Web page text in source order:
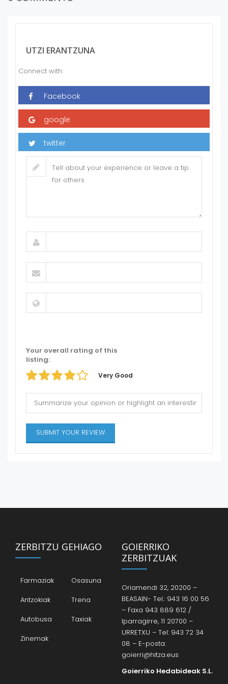
UTZI ERANTZUNA
Connect with:
Your overall rating of this
listing:
Very Good
ZERBITZU GEHIAGO
Farmaziak
Osasuna
Antzokiak
Trena
Autobusa
Taxiak
Zinemak
GOIERRIKO
ZERBITZUAK
Oriamendi 32, 20200 –
BEASAIN- Tel.: 943 16 00 56
– Faxa 943 889 612 /
Iparragirre, 11 20700 –
URRETXU – Tel: 943 72 34
08 – E-posta:
goierri@hitza.eus
Goierriko Hedabideak S.L.